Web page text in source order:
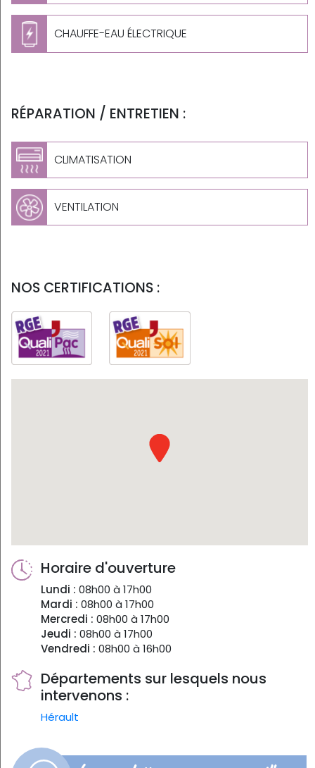
CHAUFFE-EAU ÉLECTRIQUE
RÉPARATION / ENTRETIEN :
CLIMATISATION
VENTILATION
NOS CERTIFICATIONS :
Horaire d'ouverture
Lundi : 08h00 à 17h00
Mardi : 08h00 à 17h00
Mercredi : 08h00 à 17h00
Jeudi : 08h00 à 17h00
Vendredi : 08h00 à 16h00
Départements sur lesquels nous
intervenons :
Hérault